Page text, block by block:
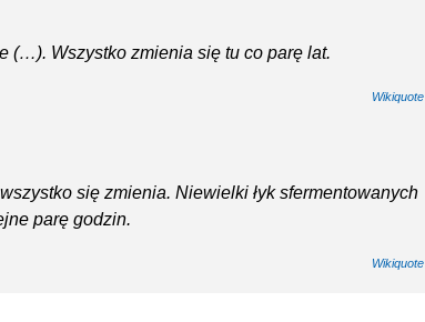
(…). Wszystko zmienia się tu co parę lat.
Wikiquote
się zmienia. Niewielki łyk sfermentowanych
parę godzin.
Wikiquote